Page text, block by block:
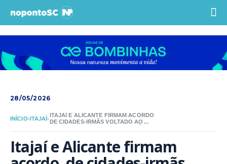
28/05/2026
INÍCIO›ITAJAÍ›
ITAJAÍ E ALICANTE FIRMAM ACORDO
DE CIDADES-IRMÃS VOLTADO AO
Itajaí e Alicante firmam